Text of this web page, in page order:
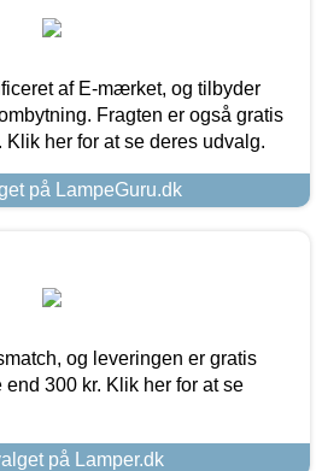
af E-mærket, og tilbyder
Fragten er også gratis
Klik her for at se deres udvalg.
på LampeGuru.dk
og leveringen er gratis
300 kr. Klik her for at se
på Lamper.dk